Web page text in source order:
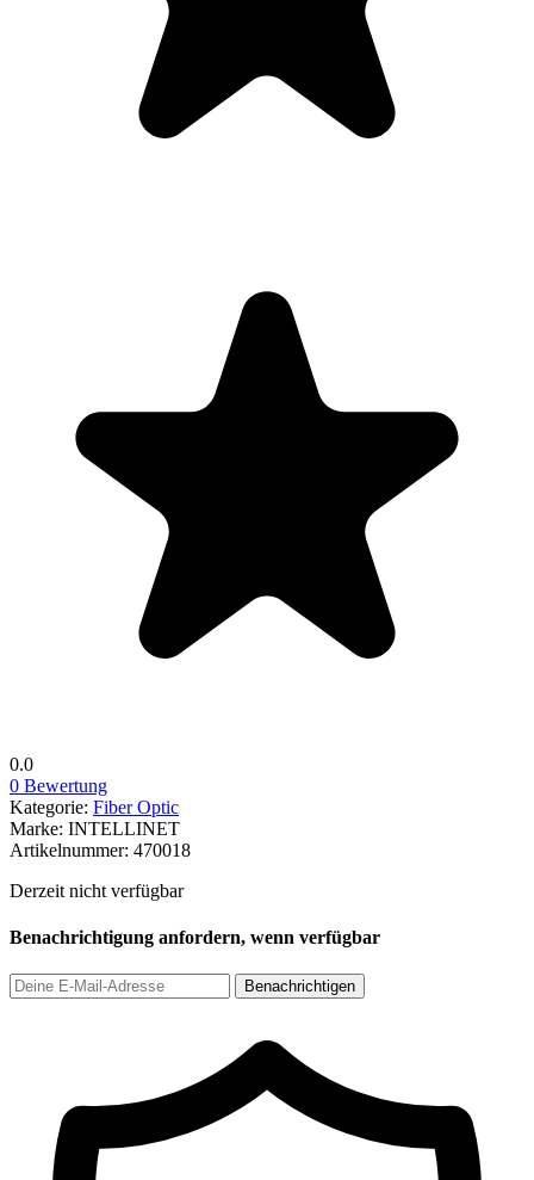
0.0
0 Bewertung
Kategorie: Fiber Optic
Marke: INTELLINET
Artikelnummer: 470018
Derzeit nicht verfügbar
Benachrichtigung anfordern, wenn verfügbar
Benachrichtigen